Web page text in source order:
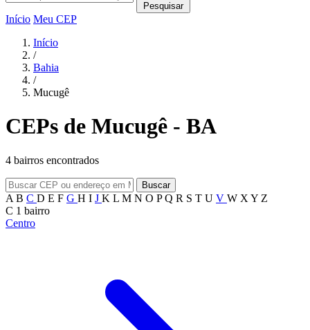
Pesquisar
Início Meu CEP
Início
/
Bahia
/
Mucugê
CEPs de Mucugê - BA
4 bairros encontrados
Buscar
A B C D E F G H I J K L M N O PQ R S T U V W X Y Z
C 1 bairro
Centro